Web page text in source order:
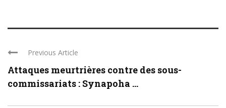
Previous Article
Attaques meurtrières contre des sous-
commissariats : Synapoha ...